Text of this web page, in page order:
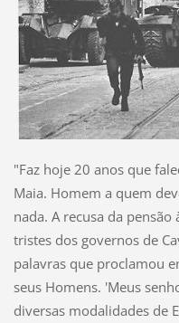
"Faz hoje 20 anos que
Maia. Homem a quem
nada. A recusa da
tristes dos governos de
palavras que proclamou
seus Homens. 'Meus
diversas modalidades de